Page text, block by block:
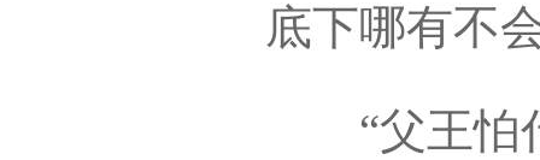
底下哪有不
“父王怕